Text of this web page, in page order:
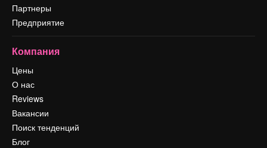
Партнеры
Предприятие
Компания
Цены
О нас
Reviews
Вакансии
Поиск тенденций
Блог